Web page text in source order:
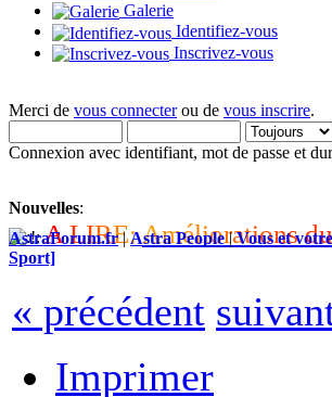
Galerie
Identifiez-vous
Inscrivez-vous
Merci de vous connecterou de vous inscrire.
Connexion avec identifiant, mot de passe et
Nouvelles:
A LIRE: Améliorations du
AstraForum.fr|Astra People|Vous et
Sport]
« précédent
Imprimer